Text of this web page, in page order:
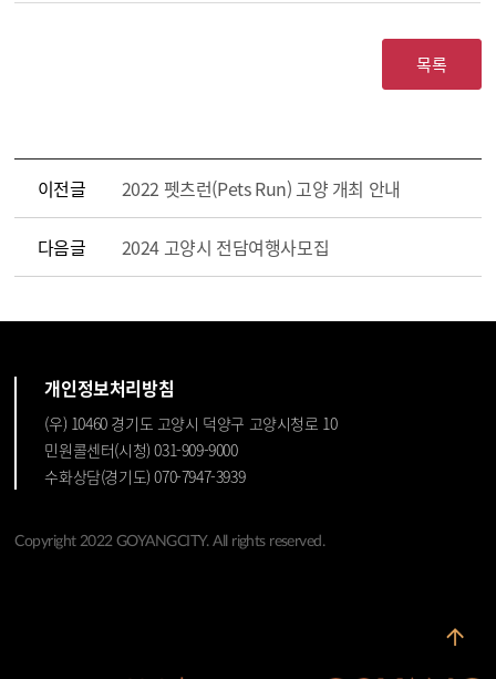
목록
이전글 2022 펫츠런(Pets Run) 고양 개최 안내
다음글 2024 고양시 전담여행사모집
개인정보처리방침
(우) 10460 경기도 고양시 덕양구 고양시청로 10
민원콜센터(시청) 031-909-9000
수화상담(경기도) 070-7947-3939
Copyright 2022 GOYANGCITY. All rights reserved.